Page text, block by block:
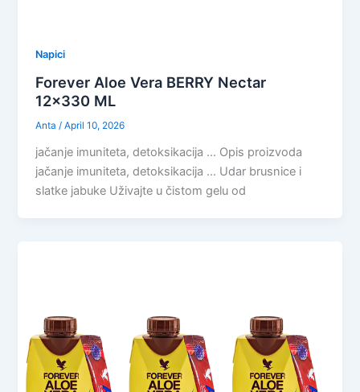
Napici
Forever Aloe Vera BERRY Nectar
12×330 ML
Anta/April 10, 2026
jačanje imuniteta, detoksikacija … Opis proizvoda
jačanje imuniteta, detoksikacija … Udar brusnice i
slatke jabuke Uživajte u čistom gelu od